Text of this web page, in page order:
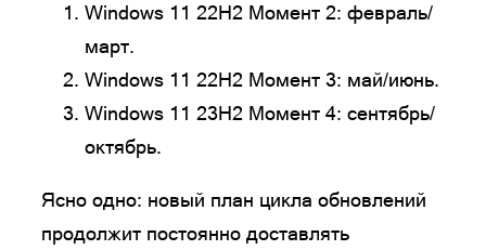
Windows 11 22H2 Момент 2: февраль/
март.
Windows 11 22H2 Момент 3: май/июнь.
Windows 11 23H2 Момент 4: сентябрь/
октябрь.
Ясно одно: новый план цикла обновлений
продолжит постоянно доставлять